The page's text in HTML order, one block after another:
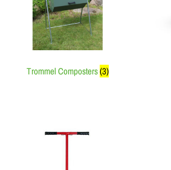
Trommel Composters(3)